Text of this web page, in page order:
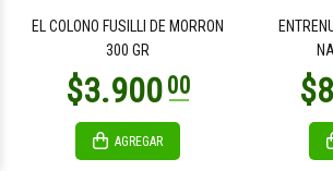
EL COLONO FUSILLI DE MORRON
300 GR
AGREGAR